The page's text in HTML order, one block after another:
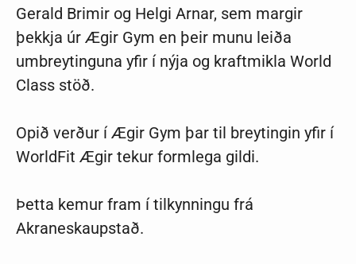
Gerald Brimir og Helgi Arnar, sem margir
þekkja úr Ægir Gym en þeir munu leiða
umbreytinguna yfir í nýja og kraftmikla World
Class stöð.
Opið verður í Ægir Gym þar til breytingin yfir í
WorldFit Ægir tekur formlega gildi.
Þetta kemur fram í tilkynningu frá
Akraneskaupstað.